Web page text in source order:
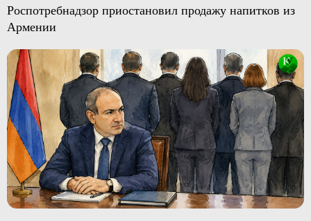
Роспотребнадзор приостановил продажу напитков из
Армении